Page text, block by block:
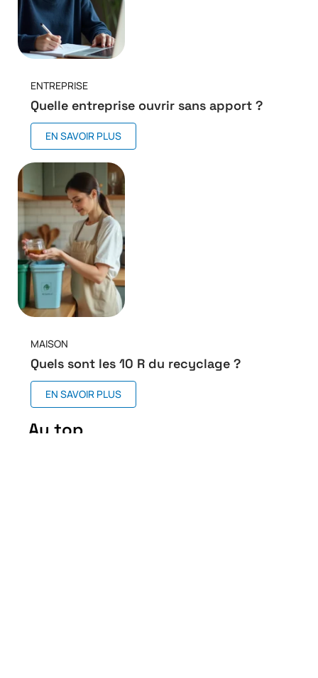
ENTREPRISE
Quelle entreprise ouvrir sans apport ?
EN SAVOIR PLUS
MAISON
Quels sont les 10 R du recyclage ?
EN SAVOIR PLUS
Au top